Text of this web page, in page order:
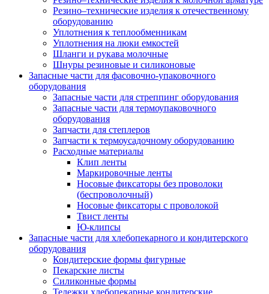
Резино–технические изделия к отечественному
оборудованию
Уплотнения к теплообменникам
Уплотнения на люки емкостей
Шланги и рукава молочные
Шнуры резиновые и силиконовые
Запасные части для фасовочно-упаковочного
оборудования
Запасные части для стреппинг оборудования
Запасные части для термоупаковочного
оборудования
Запчасти для степлеров
Запчасти к термоусадочному оборудованию
Расходные материалы
Клип ленты
Маркировочные ленты
Носовые фиксаторы без проволоки
(беспроволочный)
Носовые фиксаторы с проволокой
Твист ленты
Ю-клипсы
Запасные части для хлебопекарного и кондитерского
оборудования
Кондитерские формы фигурные
Пекарские листы
Силиконные формы
Тележки хлебопекарные кондитерские